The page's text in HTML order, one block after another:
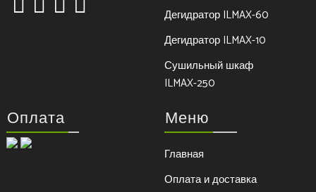
Дегидратор ILMAX-60
Дегидратор ILMAX-10
Сушильный шкаф
ILMAX-250
Оплата Меню
Главная
Оплата и доставка